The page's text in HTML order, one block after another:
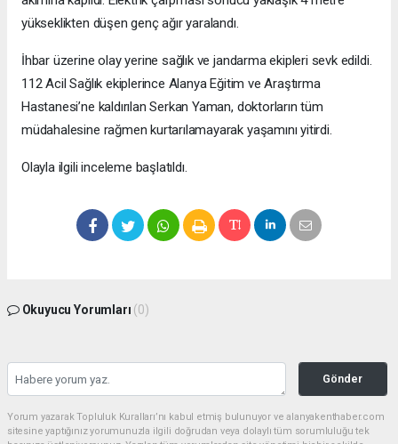
yükseklikten düşen genç ağır yaralandı.
İhbar üzerine olay yerine sağlık ve jandarma ekipleri sevk edildi.
112 Acil Sağlık ekiplerince Alanya Eğitim ve Araştırma
Hastanesi’ne kaldırılan Serkan Yaman, doktorların tüm
müdahalesine rağmen kurtarılamayarak yaşamını yitirdi.
Olayla ilgili inceleme başlatıldı.
Okuyucu Yorumları (0)
Gönder
Yorum yazarak Topluluk Kuralları’nı kabul etmiş bulunuyor ve alanyakenthaber.com
sitesine yaptığınız yorumunuzla ilgili doğrudan veya dolaylı tüm sorumluluğu tek